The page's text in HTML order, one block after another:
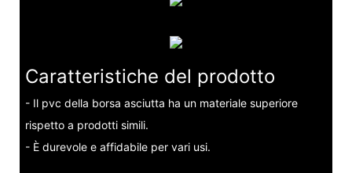
Caratteristiche del prodotto
- Il pvc della borsa asciutta ha un materiale superiore
rispetto a prodotti simili.
- È durevole e affidabile per vari usi.